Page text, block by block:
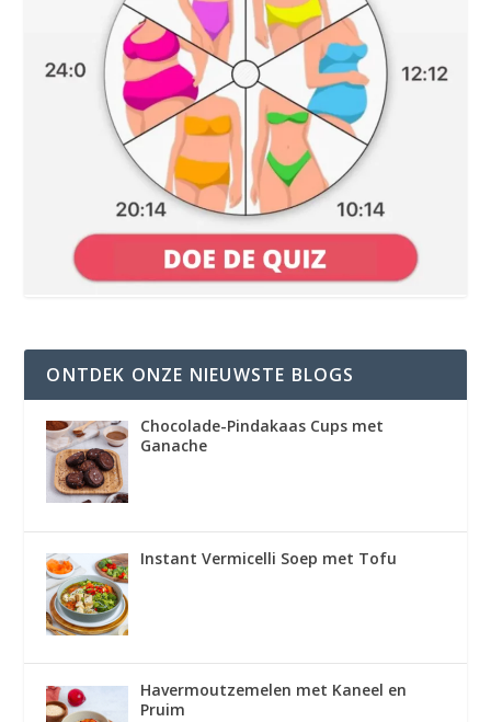
ONTDEK ONZE NIEUWSTE BLOGS
Chocolade-Pindakaas Cups met
Ganache
Instant Vermicelli Soep met Tofu
Havermoutzemelen met Kaneel en
Pruim